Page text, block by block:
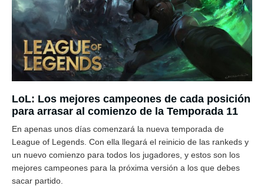
LoL: Los mejores campeones de cada posición
para arrasar al comienzo de la Temporada 11
En apenas unos días comenzará la nueva temporada de
League of Legends. Con ella llegará el reinicio de las rankeds y
un nuevo comienzo para todos los jugadores, y estos son los
mejores campeones para la próxima versión a los que debes
sacar partido.